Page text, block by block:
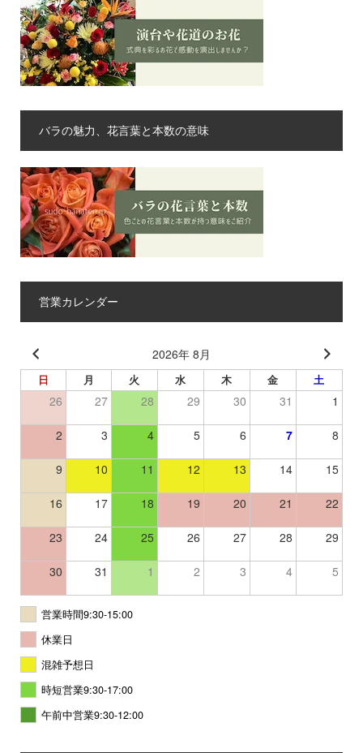
バラの魅力、花言葉と本数の意味
営業カレンダー
2026年 8月
日 月 火 水 木 金 土
26 27 28 29 30 31 1
2 3 4 5 6 7 8
9 10 11 12 13 14 15
16 17 18 19 20 21 22
23 24 25 26 27 28 29
30 31 1 2 3 4 5
営業時間9:30-15:00
休業日
混雑予想日
時短営業9:30-17:00
午前中営業9:30-12:00